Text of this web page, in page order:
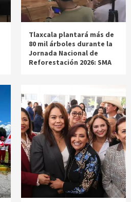
Tlaxcala plantará más de
80 mil árboles durante la
Jornada Nacional de
Reforestación 2026: SMA